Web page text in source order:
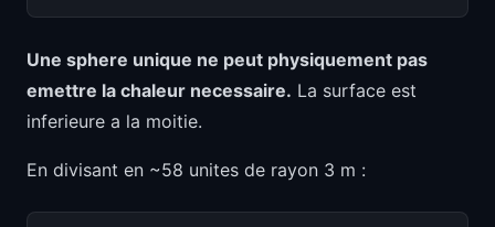
Une sphere unique ne peut physiquement pas
emettre la chaleur necessaire. La surface est
inferieure a la moitie.
En divisant en ~58 unites de rayon 3 m :